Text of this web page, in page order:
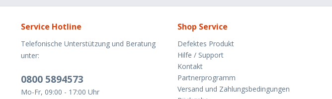
Service Hotline
Telefonische Unterstützung und Beratung
unter:
0800 5894573
Mo-Fr, 09:00 - 17:00 Uhr
Shop Service
Defektes Produkt
Hilfe / Support
Kontakt
Partnerprogramm
Versand und Zahlungsbedingungen